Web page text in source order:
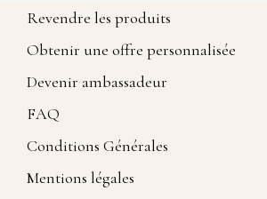
Revendre les produits
Obtenir une offre personnalisée
Devenir ambassadeur
FAQ
Conditions Générales
Mentions légales